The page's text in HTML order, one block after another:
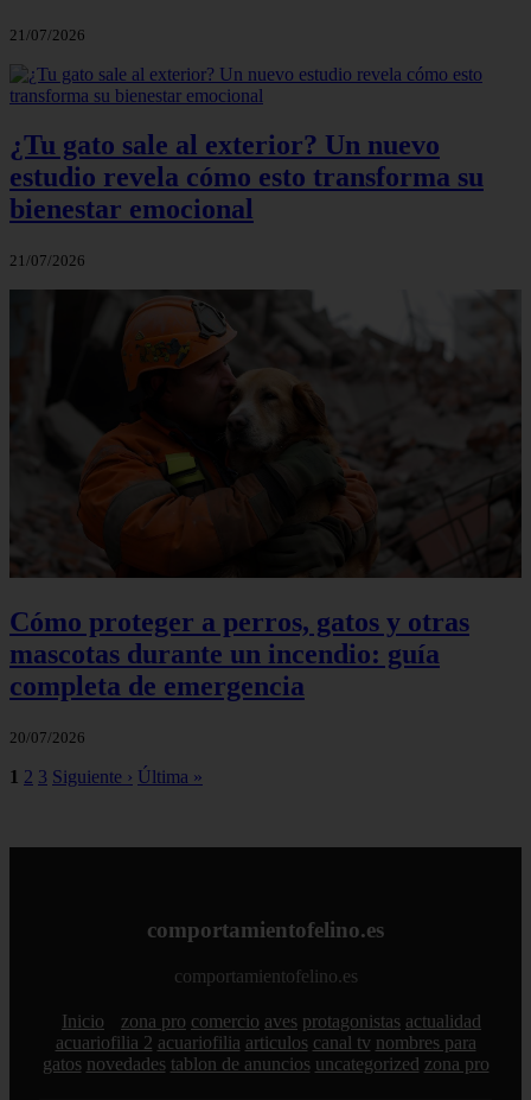
21/07/2026
¿Tu gato sale al exterior? Un nuevo
estudio revela cómo esto transforma su
bienestar emocional
21/07/2026
Cómo proteger a perros, gatos y otras
mascotas durante un incendio: guía
completa de emergencia
20/07/2026
1 2 3 Siguiente › Última »
comportamientofelino.es
comportamientofelino.es
Inicio zona pro comercio aves protagonistas actualidad
acuariofilia 2 acuariofilia articulos canal tv nombres para
gatos novedades tablon de anuncios uncategorized zona pro